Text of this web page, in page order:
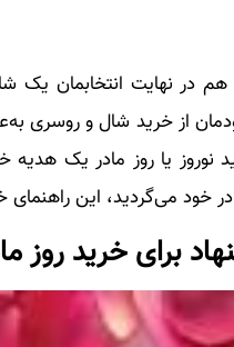
هم در نهایت انتخابمان
از خرید شال و روسری
نوروز یا روز مادر یک هدیه
خود می‌گردید، این راهنمای
برای خرید روز